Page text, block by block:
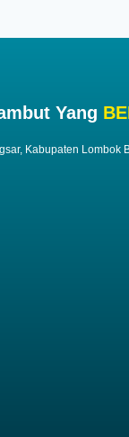
Yang
Kabupaten Lombok